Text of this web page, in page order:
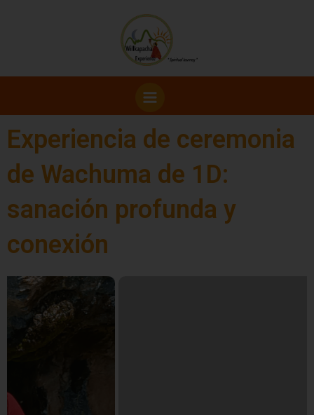
Experiencia de ceremonia
de Wachuma de 1D:
sanación profunda y
conexión